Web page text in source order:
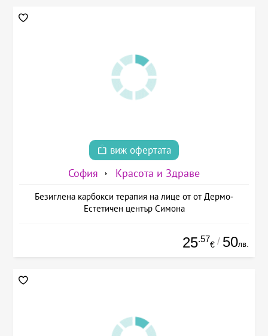
виж офертата
София Красота и Здраве
Безиглена карбокси терапия на лице от от Дермо-
Естетичен център Симона
25.57
€ / 50лв.